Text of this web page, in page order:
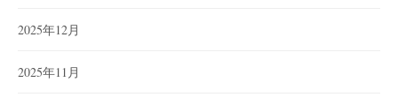
2025年12月
2025年11月